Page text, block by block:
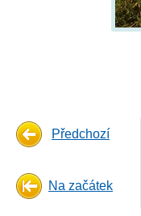
Předchozí
Na začátek